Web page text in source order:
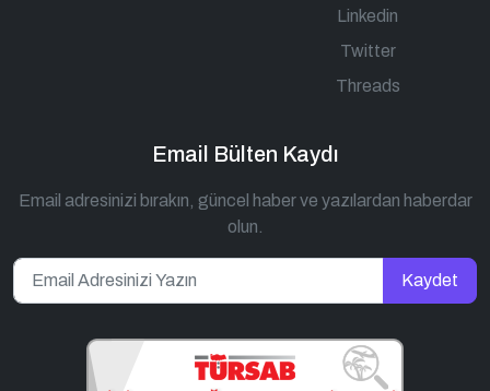
Linkedin
Twitter
Threads
Email Bülten Kaydı
Email adresinizi bırakın, güncel haber ve yazılardan haberdar
olun.
Kaydet